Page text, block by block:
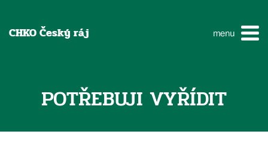
CHKO Český ráj menu
POTŘEBUJI VYŘÍDIT